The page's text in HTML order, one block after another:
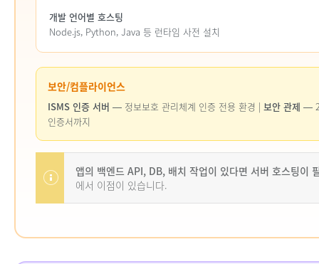
개발 언어별 호스팅
Node.js, Python, Java 등 런타임 사전 설치
보안/컴플라이언스
ISMS 인증 서버 — 정보보호 관리체계 인증 전용 환경 | 보안 관제 —
인증서까지
앱의 백엔드 API, DB, 배치 작업이 있다면 서버 호스팅이
에서 이점이 있습니다.